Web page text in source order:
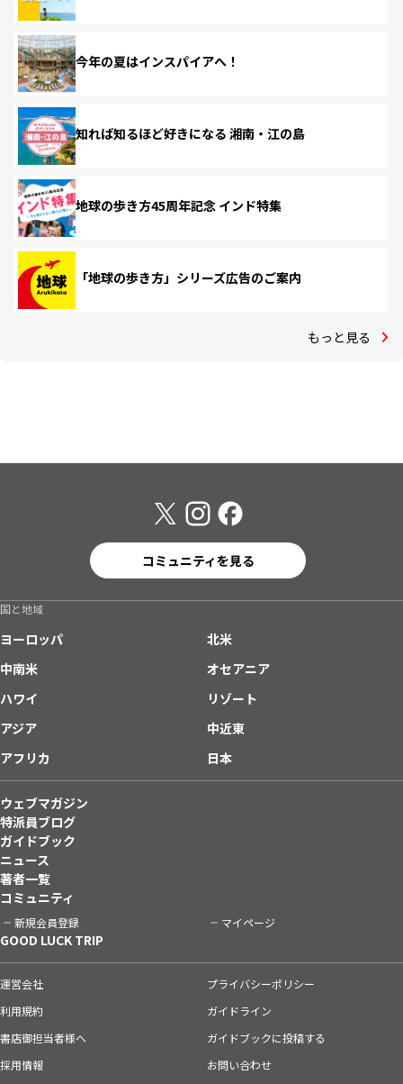
今年の夏はインスパイアへ！
知れば知るほど好きになる 湘南・江の島
地球の歩き方45周年記念 インド特集
「地球の歩き方」シリーズ広告のご案内
もっと見る
コミュニティを見る
国と地域
ヨーロッパ
北米
中南米
オセアニア
ハワイ
リゾート
アジア
中近東
アフリカ
日本
ウェブマガジン
特派員ブログ
ガイドブック
ニュース
著者一覧
コミュニティ
新規会員登録 マイページ
GOOD LUCK TRIP
運営会社
プライバシーポリシー
利用規約
ガイドライン
書店御担当者様へ
ガイドブックに投稿する
採用情報
お問い合わせ